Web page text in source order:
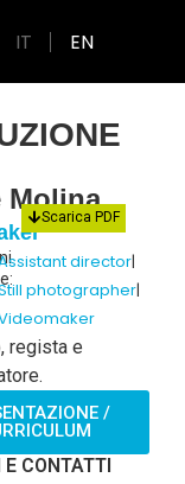
IT EN
Scarica PDF
Molina
director|
photographer|
regista e
/
E CONTATTI